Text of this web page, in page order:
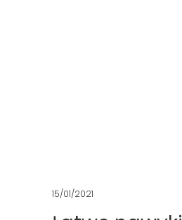
15/01/2021